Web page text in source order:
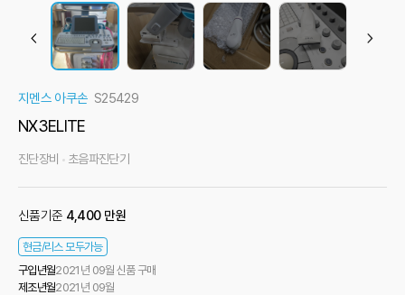
지멘스 아쿠손 S25429
NX3ELITE
진단장비 초음파진단기
신품기준 4,400 만원
현금/리스 모두가능
구입년월2021년 09월 신품 구매
제조년월2021년 09월